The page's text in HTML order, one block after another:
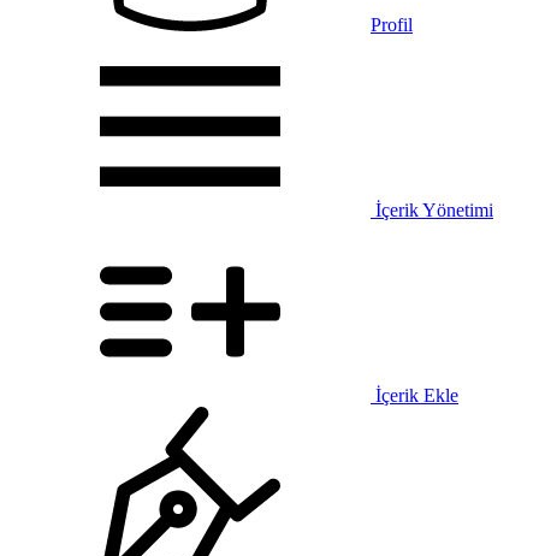
Profil
İçerik Yönetimi
İçerik Ekle